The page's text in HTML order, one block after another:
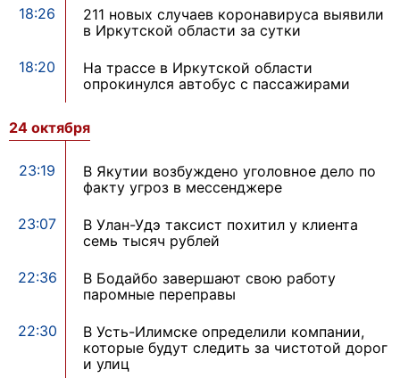
18:26
211 новых случаев коронавируса выявили
в Иркутской области за сутки
18:20
На трассе в Иркутской области
опрокинулся автобус с пассажирами
24 октября
23:19
В Якутии возбуждено уголовное дело по
факту угроз в мессенджере
23:07
В Улан-Удэ таксист похитил у клиента
семь тысяч рублей
22:36
В Бодайбо завершают свою работу
паромные переправы
22:30
В Усть-Илимске определили компании,
которые будут следить за чистотой дорог
и улиц